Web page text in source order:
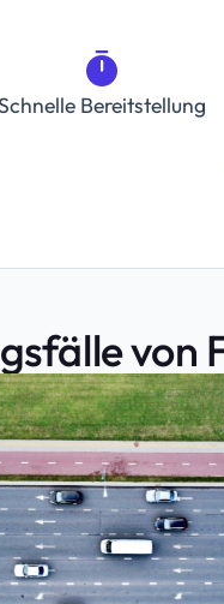
Bereitstellung
von